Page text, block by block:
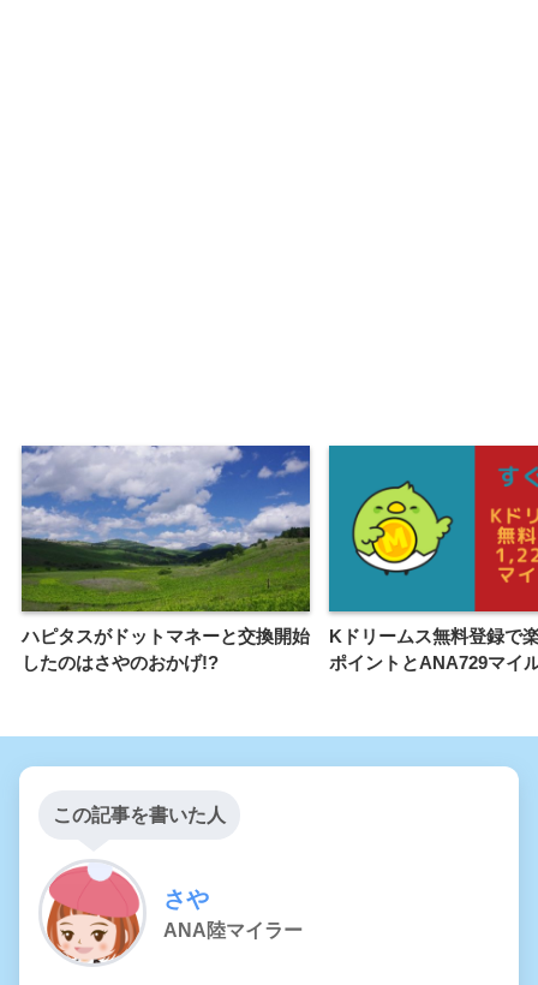
ハピタスがドットマネーと交換開始
したのはさやのおかげ!?
Kドリームス無料登録で
ポイントとANA729マイ
この記事を書いた人
さや
ANA陸マイラー